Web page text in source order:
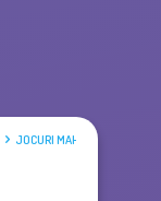
JOCURI MAHJONG